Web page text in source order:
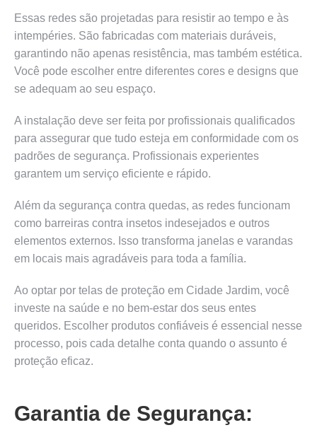
Essas redes são projetadas para resistir ao tempo e às
intempéries. São fabricadas com materiais duráveis,
garantindo não apenas resistência, mas também estética.
Você pode escolher entre diferentes cores e designs que
se adequam ao seu espaço.
A instalação deve ser feita por profissionais qualificados
para assegurar que tudo esteja em conformidade com os
padrões de segurança. Profissionais experientes
garantem um serviço eficiente e rápido.
Além da segurança contra quedas, as redes funcionam
como barreiras contra insetos indesejados e outros
elementos externos. Isso transforma janelas e varandas
em locais mais agradáveis para toda a família.
Ao optar por telas de proteção em Cidade Jardim, você
investe na saúde e no bem-estar dos seus entes
queridos. Escolher produtos confiáveis é essencial nesse
processo, pois cada detalhe conta quando o assunto é
proteção eficaz.
Garantia de Segurança: